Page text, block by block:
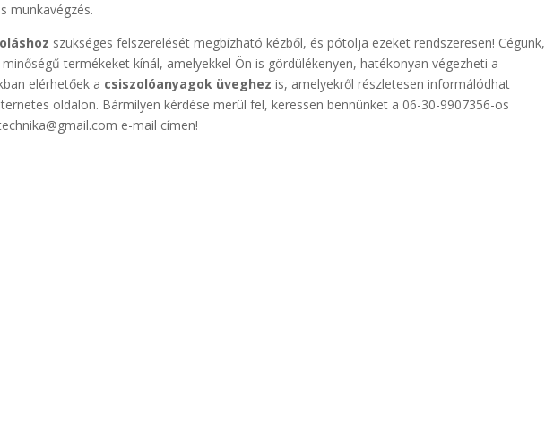
munkavégzés.
szükséges felszerelését megbízható kézből, és pótolja ezeket rendszeresen! Cégünk,
termékeket kínál, amelyekkel Ön is gördülékenyen, hatékonyan végezheti a
elérhetőek a csiszolóanyagok üveghez is, amelyekről részletesen informálódhat
oldalon. Bármilyen kérdése merül fel, keressen bennünket a 06-30-9907356-os
e-mail címen!